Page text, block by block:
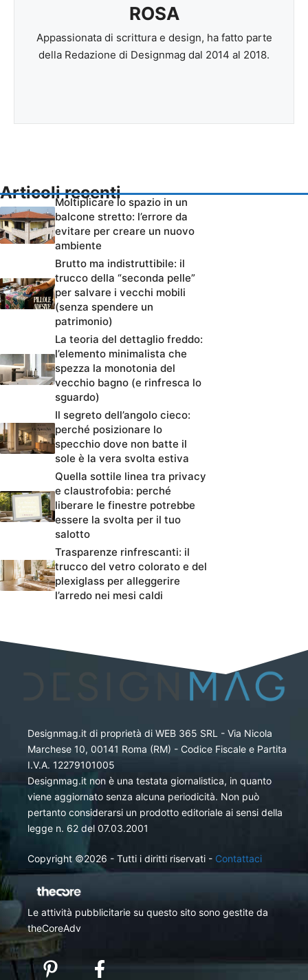
ROSA
Appassionata di scrittura e design, ha fatto parte
della Redazione di Designmag dal 2014 al 2018.
Articoli recenti
Moltiplicare lo spazio in un
balcone stretto: l’errore da
evitare per creare un nuovo
ambiente
Brutto ma indistruttibile: il
trucco della “seconda pelle”
per salvare i vecchi mobili
(senza spendere un
patrimonio)
La teoria del dettaglio freddo:
l’elemento minimalista che
spezza la monotonia del
vecchio bagno (e rinfresca lo
sguardo)
Il segreto dell’angolo cieco:
perché posizionare lo
specchio dove non batte il
sole è la vera svolta estiva
Quella sottile linea tra privacy
e claustrofobia: perché
liberare le finestre potrebbe
essere la svolta per il tuo
salotto
Trasparenze rinfrescanti: il
trucco del vetro colorato e del
plexiglass per alleggerire
l’arredo nei mesi caldi
Designmag.it di proprietà di WEB 365 SRL - Via Nicola
Marchese 10, 00141 Roma (RM) - Codice Fiscale e Partita
I.V.A. 12279101005
Designmag.it non è una testata giornalistica, in quanto
viene aggiornato senza alcuna periodicità. Non può
pertanto considerarsi un prodotto editoriale ai sensi della
legge n. 62 del 07.03.2001
Copyright ©2026 - Tutti i diritti riservati - Contattaci
Le attività pubblicitarie su questo sito sono gestite da
theCoreAdv